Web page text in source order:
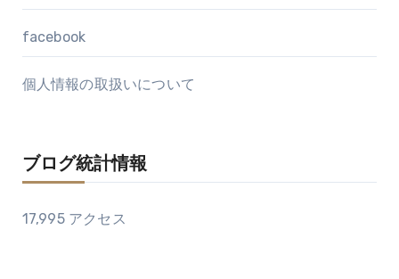
facebook
個人情報の取扱いについて
ブログ統計情報
17,995 アクセス